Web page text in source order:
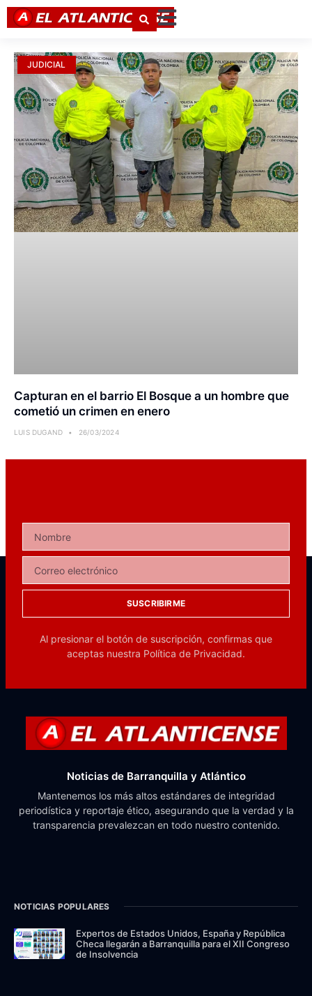
JUDICIAL
Capturan en el barrio El Bosque a un hombre que
cometió un crimen en enero
LUIS DUGAND 26/03/2024
SUSCRIBIRME
Al presionar el botón de suscripción, confirmas que
aceptas nuestra Política de Privacidad.
Noticias de Barranquilla y Atlántico
Mantenemos los más altos estándares de integridad
periodística y reportaje ético, asegurando que la verdad y la
transparencia prevalezcan en todo nuestro contenido.
NOTICIAS POPULARES
Expertos de Estados Unidos, España y República
Checa llegarán a Barranquilla para el XII Congreso
de Insolvencia